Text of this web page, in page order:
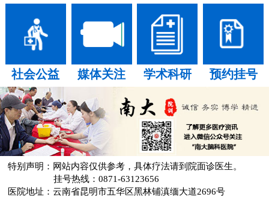
社会公益 媒体关注 学术科研 预约挂号
特别声明：网站内容仅供参考，具体疗法请到院面诊医生。
挂号热线：0871-63123656
医院地址：云南省昆明市五华区黑林铺滇缅大道2696号